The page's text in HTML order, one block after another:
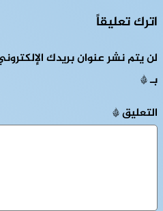
اترك تعليقاً
لن يتم نشر عنوان بريدك
بـ*
التعليق*